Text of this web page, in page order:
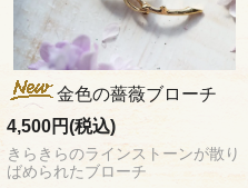
金色の薔薇ブローチ
4,500円(税込)
きらきらのラインストーンが散り
ばめられたブローチ